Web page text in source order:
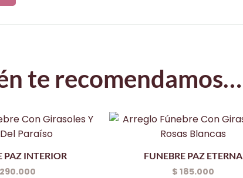
te recomendamos…
PAZ INTERIOR
290.000
FUNEBRE PAZ ETERNA
$ 185.000